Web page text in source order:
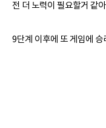
전 더 노력이 필요할거 같
9단계 이후에 또 게임에